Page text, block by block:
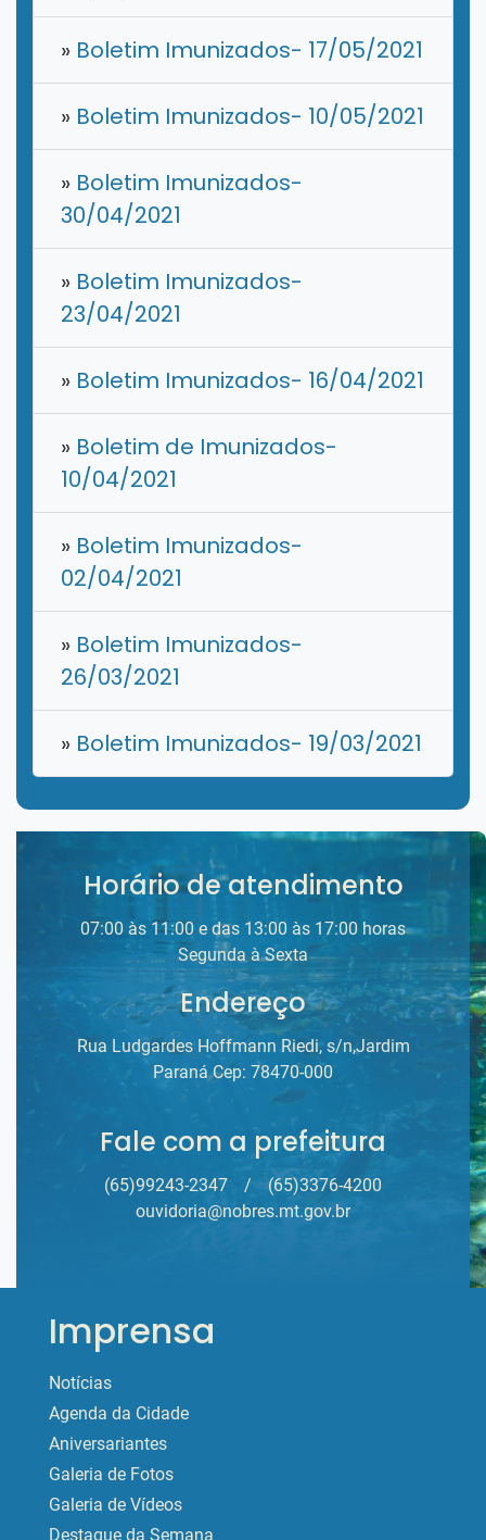
» Boletim Imunizados- 17/05/2021
» Boletim Imunizados- 10/05/2021
» Boletim Imunizados-
30/04/2021
» Boletim Imunizados-
23/04/2021
» Boletim Imunizados- 16/04/2021
» Boletim de Imunizados-
10/04/2021
» Boletim Imunizados-
02/04/2021
» Boletim Imunizados-
26/03/2021
» Boletim Imunizados- 19/03/2021
Horário de atendimento
07:00 às 11:00 e das 13:00 às 17:00 horas
Segunda à Sexta
Endereço
Rua Ludgardes Hoffmann Riedi, s/n,Jardim
Paraná Cep: 78470-000
Fale com a prefeitura
(65)99243-2347 /
(65)3376-4200
ouvidoria@nobres.mt.gov.br
Imprensa
Notícias
Agenda da Cidade
Aniversariantes
Galeria de Fotos
Galeria de Vídeos
Destaque da Semana